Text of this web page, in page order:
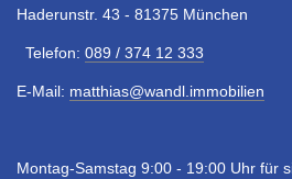
Haderunstr. 43 - 81375 München
Telefon: 089 / 374 12 333
E-Mail: matthias@wandl.immobilien
Montag-Samstag 9:00 - 19:00 Uhr für